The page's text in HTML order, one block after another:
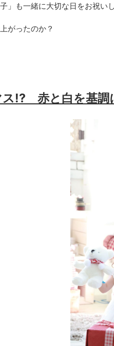
」も一緒に大切な日をお祝いし
がったのか？
!? 赤と白を基調